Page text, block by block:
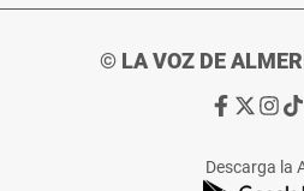
© LA VOZ DE
Ir
de
Ir
de
Ir
de
Descarga la